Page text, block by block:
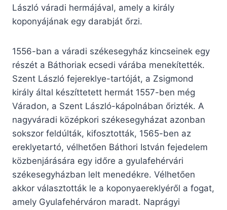
László váradi hermájával, amely a király
koponyájának egy darabját őrzi.
1556-ban a váradi székesegyház kincseinek egy
részét a Báthoriak ecsedi várába menekítették.
Szent László fejereklye-tartóját, a Zsigmond
király által készíttetett hermát 1557-ben még
Váradon, a Szent László-kápolnában őrizték. A
nagyváradi középkori székesegyházat azonban
sokszor feldúlták, kifosztották, 1565-ben az
ereklyetartó, vélhetően Báthori István fejedelem
közbenjárására egy időre a gyulafehérvári
székesegyházban lelt menedékre. Vélhetően
akkor választották le a koponyaereklyéről a fogat,
amely Gyulafehérváron maradt. Naprágyi